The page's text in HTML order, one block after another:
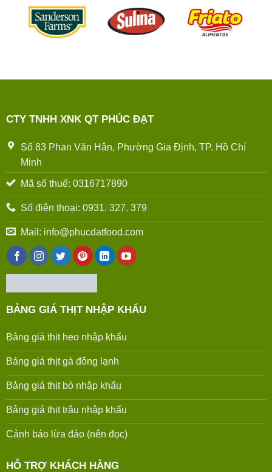
CTY TNHH XNK QT PHÚC ĐẠT
Số 83 Phan Văn Hân, Phường Gia Định, TP. Hồ Chí
Minh
Mã số thuế: 0316717890
Số điện thoại: 0931. 327. 379
Mail: info@phucdatfood.com
BẢNG GIÁ THỊT NHẬP KHẨU
Bảng giá thịt heo nhập khẩu
Bảng giá thịt gà đông lạnh
Bảng giá thịt bò nhập khẩu
Bảng giá thịt trâu nhập khẩu
Cảnh báo lừa đảo (nên đọc)
HỖ TRỢ KHÁCH HÀNG